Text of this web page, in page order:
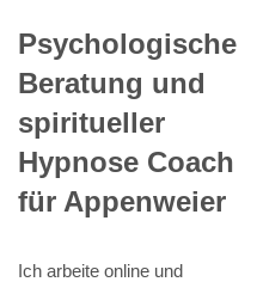
Psychologische
Beratung und
spiritueller
Hypnose Coach
für Appenweier
Ich arbeite online und